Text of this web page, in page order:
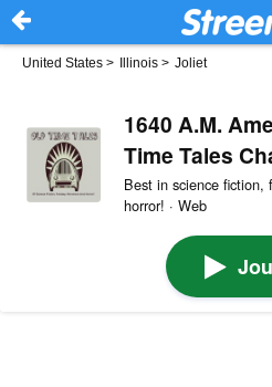
United States > Illinois > Joliet
1640 A.M.
Time Tales
Best in science fiction,
horror! · Web